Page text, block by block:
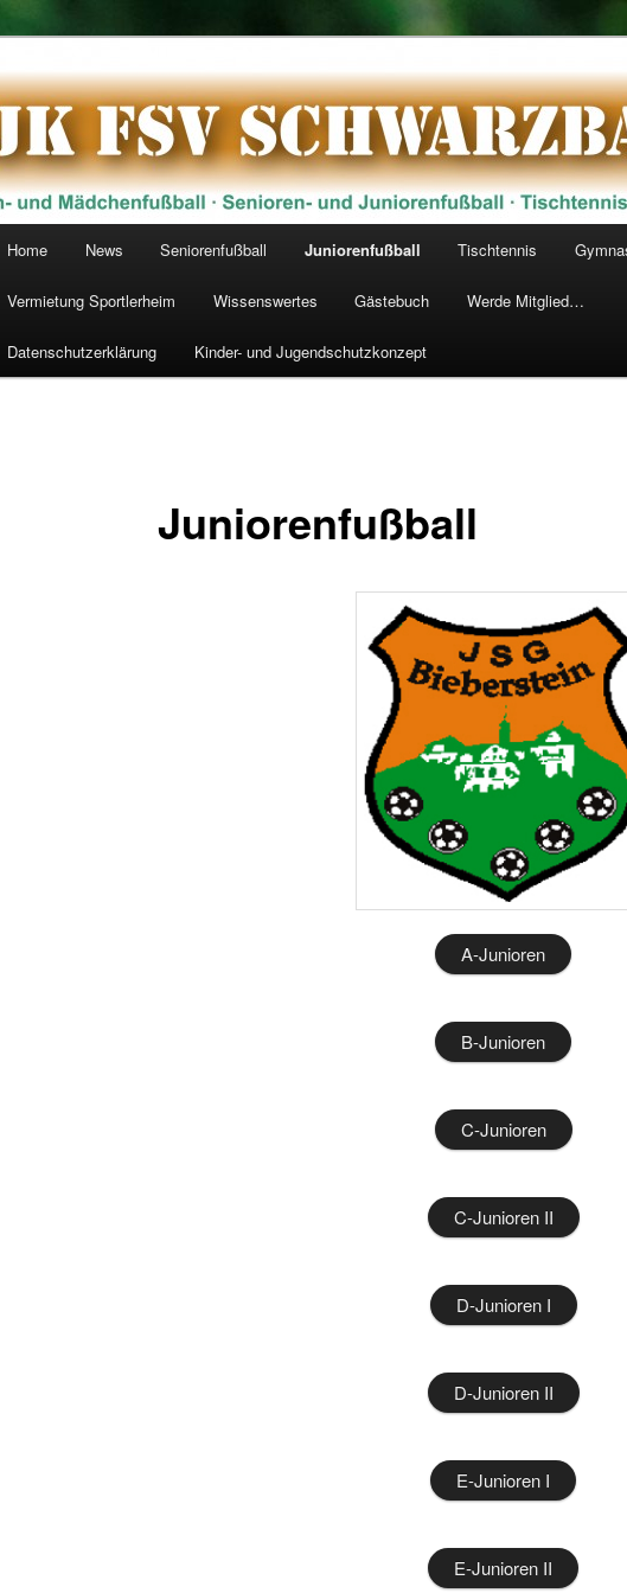
DJK FSV Schwarzbach 1928 e.V.
Home News Seniorenfußball Juniorenfußball Tischtennis
Vermietung Sportlerheim Wissenswertes Gästebuch Werde Mitglied…
Datenschutzerklärung Kinder- und Jugendschutzkonzept
Juniorenfußball
A-Junioren
B-Junioren
C-Junioren
C-Junioren II
D-Junioren I
D-Junioren II
E-Junioren I
E-Junioren II